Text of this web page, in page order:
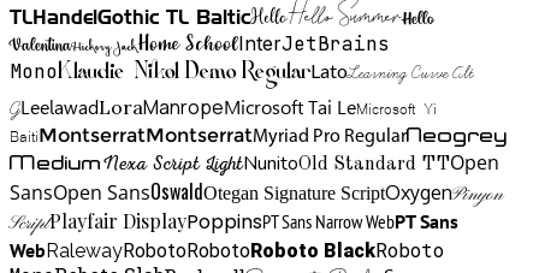
TLHandelGothic TL BalticHelloHello SummerHello
ValentinaHickory JackHome SchoolInterJetBrains
MonoKlaudie Nikol Demo RegularLatoLearning Curve Alt
GLeelawadLoraManropeMicrosoft Tai LeMicrosoft Yi
BaitiMontserratMontserratMyriad Pro RegularNeogrey
MediumNexa Script LightNunitoOld Standard TTOpen
SansOpen SansOswaldOtegan Signature ScriptOxygenPinyon
ScriptPlayfair DisplayPoppinsPT Sans Narrow WebPT Sans
WebRalewayRobotoRobotoRoboto BlackRoboto